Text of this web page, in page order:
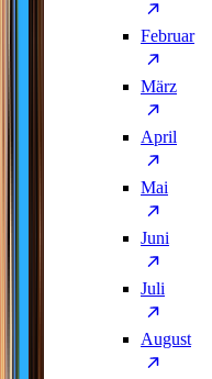
Februar
März
April
Mai
Juni
Juli
August